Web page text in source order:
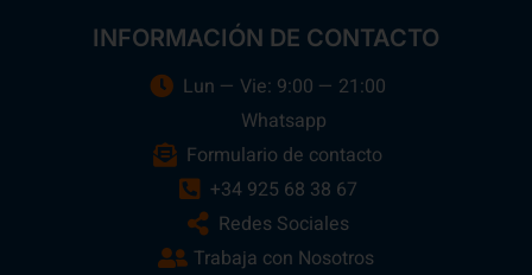
INFORMACIÓN DE CONTACTO
Lun — Vie: 9:00 — 21:00
Whatsapp
Formulario de contacto
+34 925 68 38 67
Redes Sociales
Trabaja con Nosotros